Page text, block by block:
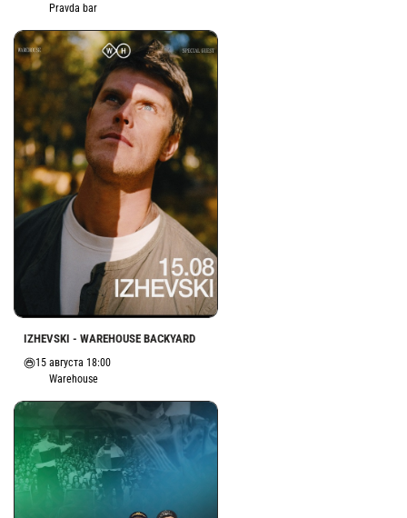
Pravda bar
IZHEVSKI - WAREHOUSE BACKYARD
15 августа 18:00
Warehouse